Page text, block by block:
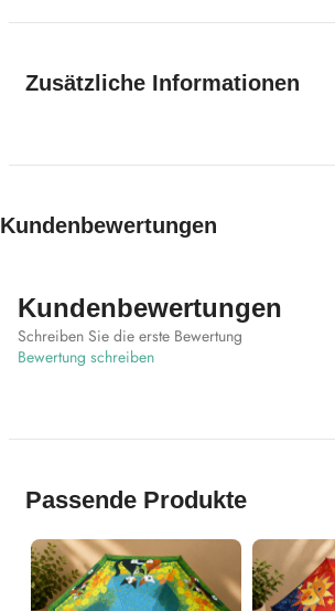
Zusätzliche Informationen
Kundenbewertungen
Kundenbewertungen
Schreiben Sie die erste Bewertung
Bewertung schreiben
Passende Produkte